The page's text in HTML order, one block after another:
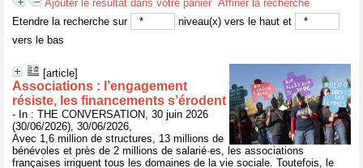
Ajouter le résultat dans votre panier Affiner la recherche
Etendre la recherche sur
niveau(x) vers le haut et
vers le bas
[article]
Associations : l’engagement
résiste, les financements s’érodent
- In : THE CONVERSATION, 30 juin 2026
(30/06/2026), 30/06/2026,
Avec 1,6 million de structures, 13 millions de
bénévoles et près de 2 millions de salarié·es, les associations
françaises irriguent tous les domaines de la vie sociale. Toutefois, le